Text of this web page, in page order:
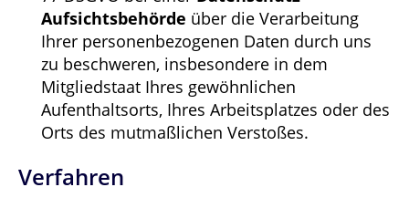
Aufsichtsbehörde über die Verarbeitung
Ihrer personenbezogenen Daten durch uns
zu beschweren, insbesondere in dem
Mitgliedstaat Ihres gewöhnlichen
Aufenthaltsorts, Ihres Arbeitsplatzes oder des
Orts des mutmaßlichen Verstoßes.
Verfahren